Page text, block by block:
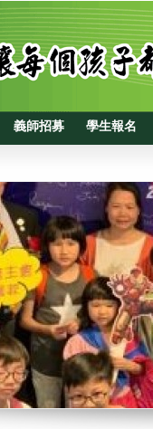
義師招募 學生報名